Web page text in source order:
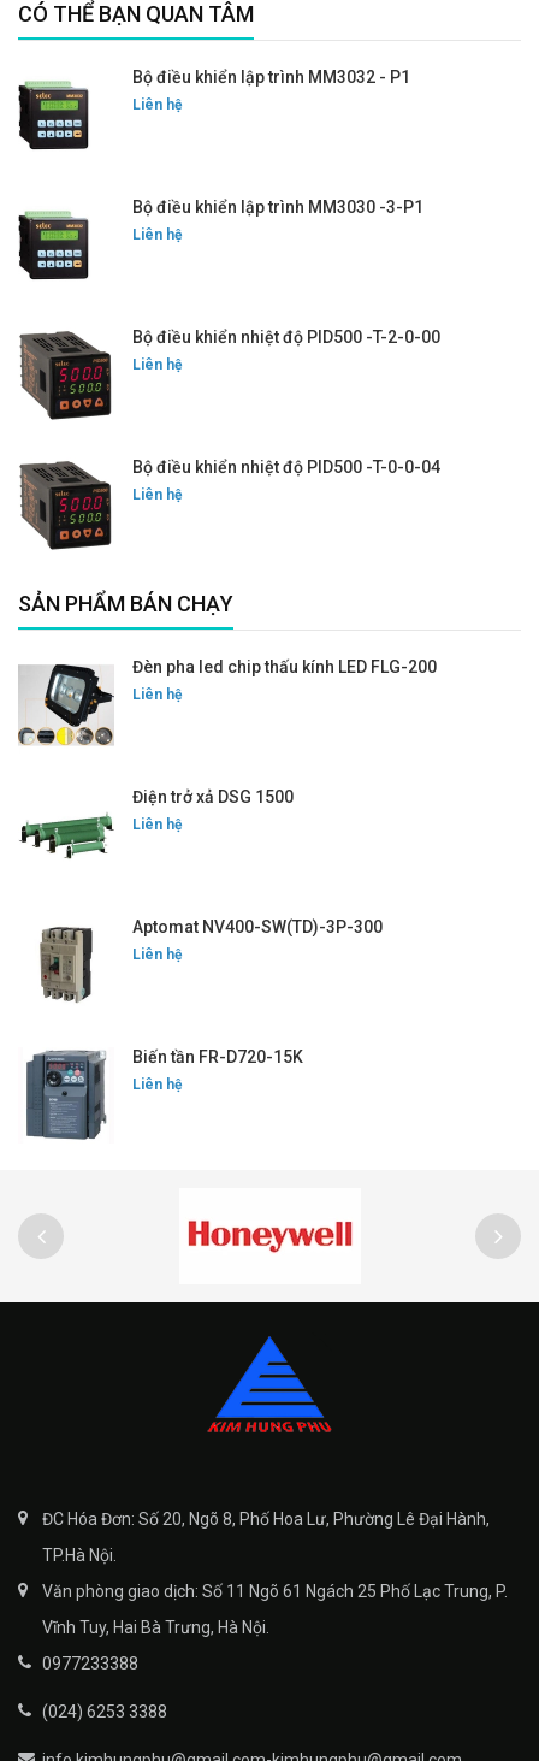
CÓ THỂ BẠN QUAN TÂM
Bộ điều khiển lập trình MM3032 - P1
Liên hệ
Bộ điều khiển lập trình MM3030 -3-P1
Liên hệ
Bộ điều khiển nhiệt độ PID500 -T-2-0-00
Liên hệ
Bộ điều khiển nhiệt độ PID500 -T-0-0-04
Liên hệ
SẢN PHẨM BÁN CHẠY
Đèn pha led chip thấu kính LED FLG-200
Liên hệ
Điện trở xả DSG 1500
Liên hệ
Aptomat NV400-SW(TD)-3P-300
Liên hệ
Biến tần FR-D720-15K
Liên hệ
ĐC Hóa Đơn: Số 20, Ngõ 8, Phố Hoa Lư, Phường Lê Đại Hành,
TP.Hà Nội.
Văn phòng giao dịch: Số 11 Ngõ 61 Ngách 25 Phố Lạc Trung, P.
Vĩnh Tuy, Hai Bà Trưng, Hà Nội.
0977233388
(024) 6253 3388